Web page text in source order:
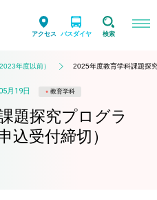
アクセス バスダイヤ 検索
年度以前） 2025年度教育学科課題探
月19日 教育学科
題探究プログラ
受付締切）